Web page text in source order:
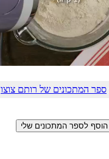
ספר המתכונים של רותם צוצו